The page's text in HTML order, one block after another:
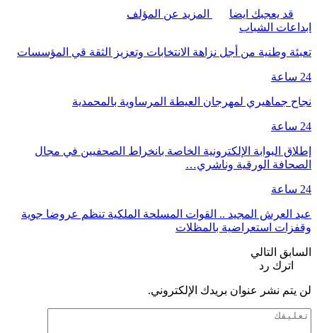
قد يعجبك ايضا
المزيد عن المؤلف
ابداعات الشباب
تعبئة وطنية من أجل نزاهة الانتخابات وتعزيز الثقة قي المؤسسات
24 ساعة
نجاح جماهيري لمهرجان العيطة المرساوية بالمحمدية
24 ساعة
إطلاق البوابة الإلكترونية الخاصة بانخراط الصحفيين في مجال
الصحافة الورقية وناشري…
24 ساعة
عيد العرش المجيد .. القوات المسلحة الملكية تنظم عروضا جوية
وقفزات استعراضية بالمظلات
السابق التالي
اترك رد
لن يتم نشر عنوان بريدك الإلكتروني.